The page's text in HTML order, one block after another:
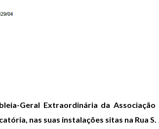
Geral Extraordinária da
nas suas instalações sitas na Rua S.